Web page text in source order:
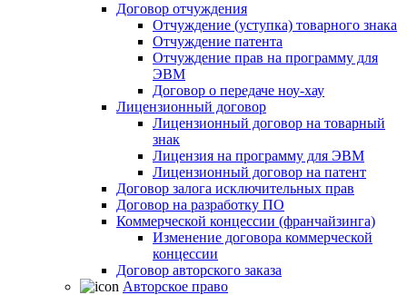
Договор отчуждения
Отчуждение (уступка) товарного знака
Отчуждение патента
Отчуждение прав на программу для
ЭВМ
Договор о передаче ноу-хау
Лицензионный договор
Лицензионный договор на товарный
знак
Лицензия на программу для ЭВМ
Лицензионный договор на патент
Договор залога исключительных прав
Договор на разработку ПО
Коммерческой концессии (франчайзинга)
Изменение договора коммерческой
концессии
Договор авторского заказа
Авторское право